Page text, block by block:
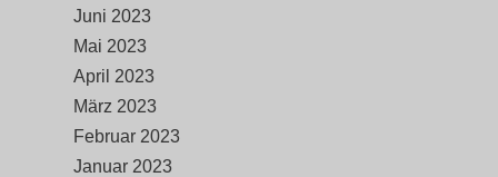
Juni 2023
Mai 2023
April 2023
März 2023
Februar 2023
Januar 2023